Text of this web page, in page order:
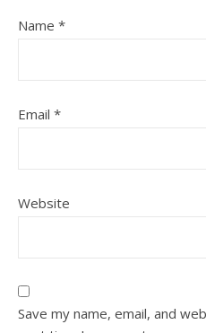
Name *
Email *
Website
Save my name, email, and